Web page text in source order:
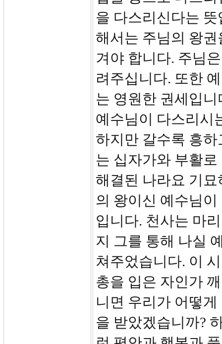
을 다스리신다는
해서는 주님의 왕
겨야 합니다. 주님
려주십니다. 또한
는 영원한 권세입
예수님이 다스리시
하지만 갈수록 흥
는 십자가와 부활
해결된 나라요 기
의 왕이신 예수님
입니다. 천사는 마
지 그를 통해 나실
쳐주었습니다. 이
총을 입은 자인가
니면 우리가 어떻
을 받았겠습니까?